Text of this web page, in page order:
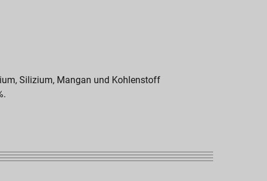
Silizium, Mangan und Kohlenstoff